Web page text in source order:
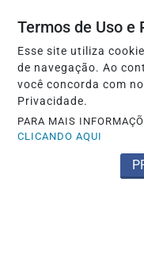
Termos de Uso e
Esse site utiliza
de navegação. Ao
você concorda com
Privacidade.
PARA MAIS
CLICANDO AQUI